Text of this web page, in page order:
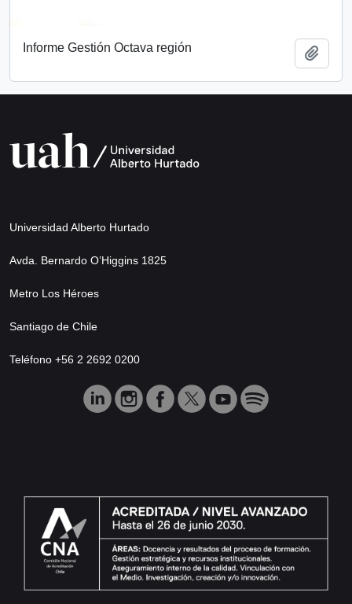
Informe Gestión Octava región
Universidad Alberto Hurtado
Avda. Bernardo O’Higgins 1825
Metro Los Héroes
Santiago de Chile
Teléfono +56 2 2692 0200